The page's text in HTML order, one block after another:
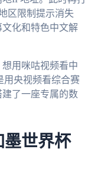
区限制提示消失
化和特色中文解
用咪咕视频看中
用央视频看综合赛
了一座专属的数
墨世界杯